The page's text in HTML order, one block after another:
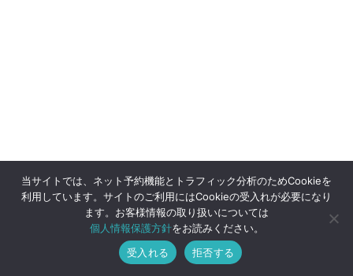
ご予約 ショップ
当サイトでは、ネット予約機能とトラフィック分析のためCookieを
利用しています。サイトのご利用にはCookieの受入れが必要になり
ます。お客様情報の取り扱いについては
個人情報保護方針をお読みください。
受入れる
拒否する